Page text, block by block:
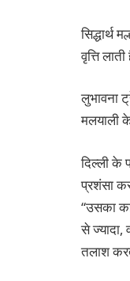
सिद्धार्थ
वृत्ति लाती
लुभावना
मलयाली
दिल्ली के
प्रशंसा
“उसका
से ज्यादा,
तलाश